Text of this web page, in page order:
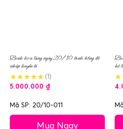
Bình hoa tặng ngày 20/10 bình hồng đỏ
nhập huyền bí
(1)
5.000.000 ₫
Mã SP: 20/10-011
Mua Ngay
hệ